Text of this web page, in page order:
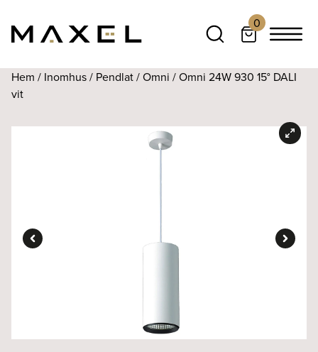
0
Hem / Inomhus/ Pendlat/Omni / Omni 24W 930 15° DALI
vit